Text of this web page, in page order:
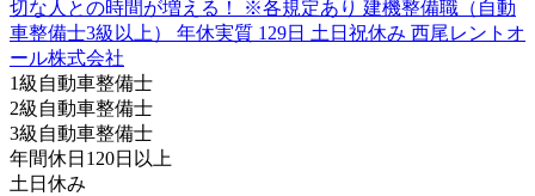
1級自動車整備士
2級自動車整備士
3級自動車整備士
年間休日120日以上
土日休み